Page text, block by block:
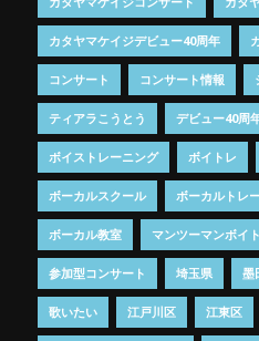
カタヤマケイジデビュー40周年
コンサート コンサート情報
ティアラこうとう デビュー40周
ボイストレーニング ボイトレ
ボーカルスクール ボーカルトレ
ボーカル教室 マンツーマンボイ
参加型コンサート 埼玉県 墨
歌いたい 江戸川区 江東区